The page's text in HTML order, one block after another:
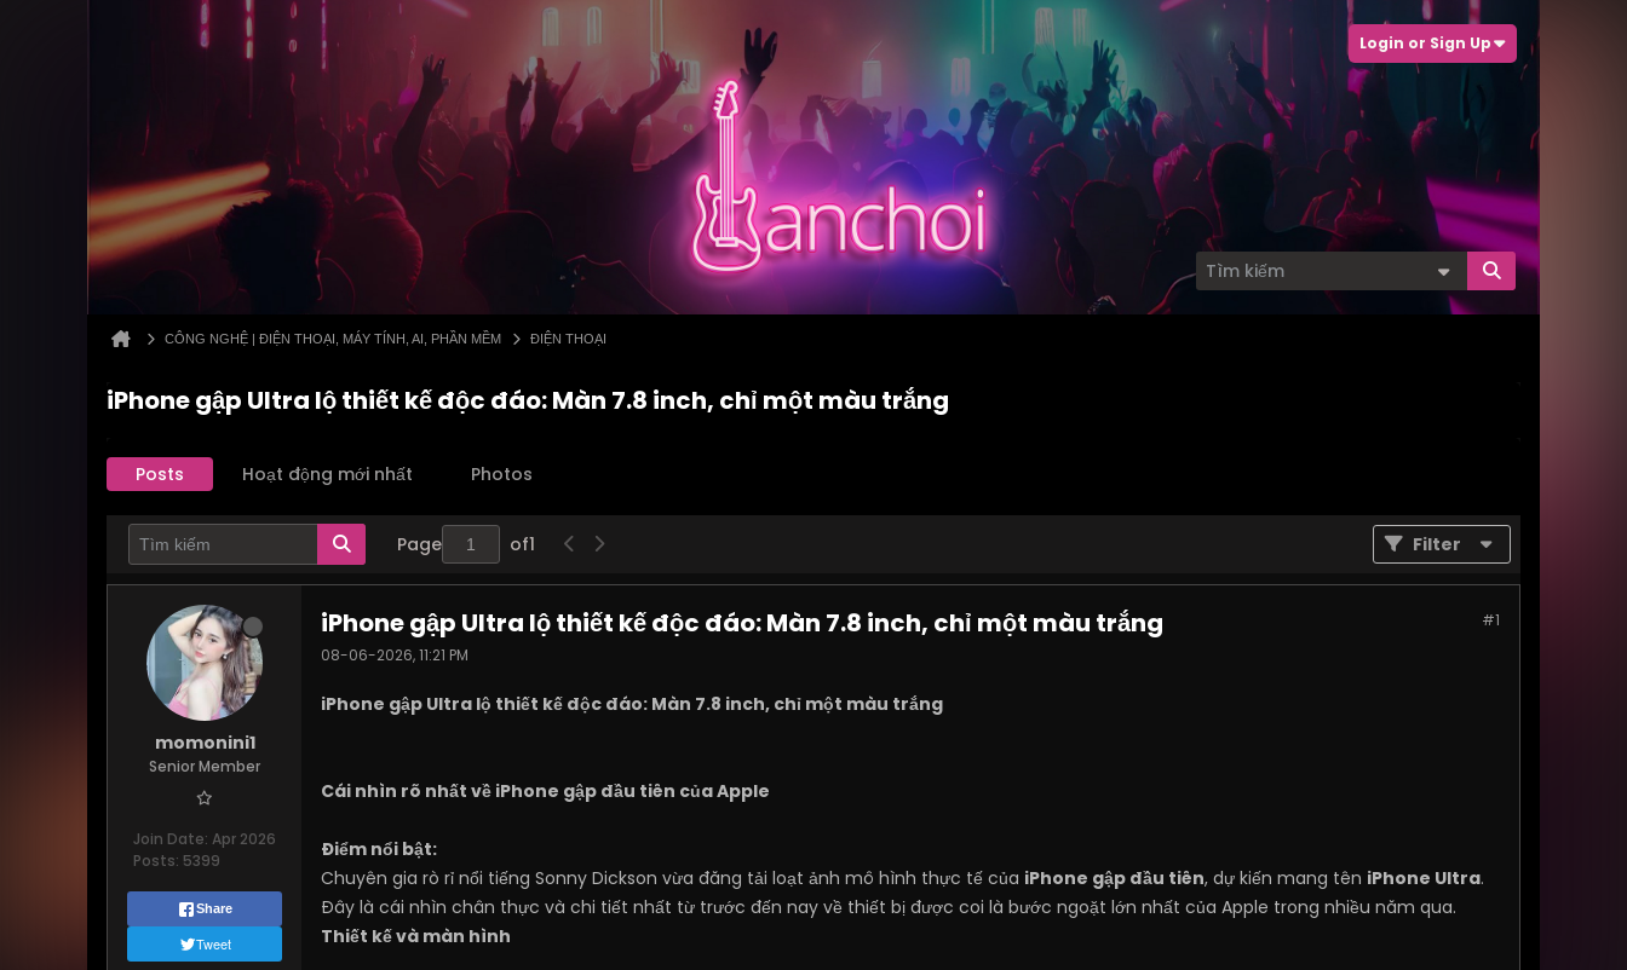
Login or Sign Up
CÔNG NGHỆ | ĐIỆN THOẠI, MÁY TÍNH, AI, PHẦN MỀM ĐIỆN THOẠI
iPhone gập Ultra lộ thiết kế độc đáo: Màn 7.8 inch, chỉ một màu trắng
Posts Hoạt động mới nhất Photos
Page of1 Filter
momonini1
Senior Member
Join Date: Apr 2026
Posts: 5399
Share
Tweet
#1
iPhone gập Ultra lộ thiết kế độc đáo: Màn 7.8 inch, chỉ một màu trắng
08-06-2026, 11:21 PM
iPhone gập Ultra lộ thiết kế độc đáo: Màn 7.8 inch, chỉ một màu trắng
Cái nhìn rõ nhất về iPhone gập đầu tiên của Apple
Điểm nổi bật:
Chuyên gia rò rỉ nổi tiếng Sonny Dickson vừa đăng tải loạt ảnh mô hình thực tế của iPhone gập đầu tiên, dự kiến mang tên iPhone Ultra.
Đây là cái nhìn chân thực và chi tiết nhất từ trước đến nay về thiết bị được coi là bước ngoặt lớn nhất của Apple trong nhiều năm qua.
Thiết kế và màn hình